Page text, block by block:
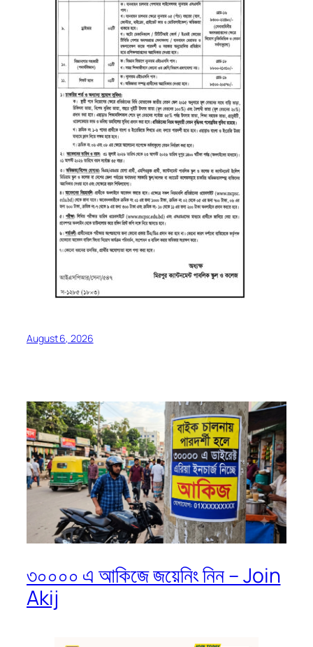
August 6, 2026
৩০০০০ এ আকিজে জয়েনিং নিন – Join
Akij